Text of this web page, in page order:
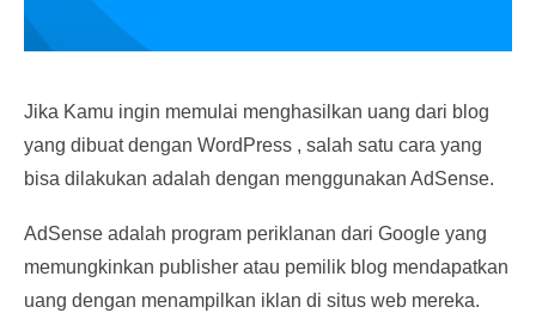
Jika Kamu ingin memulai menghasilkan uang dari blog
yang dibuat dengan WordPress , salah satu cara yang
bisa dilakukan adalah dengan menggunakan AdSense.
AdSense adalah program periklanan dari Google yang
memungkinkan publisher atau pemilik blog mendapatkan
uang dengan menampilkan iklan di situs web mereka.